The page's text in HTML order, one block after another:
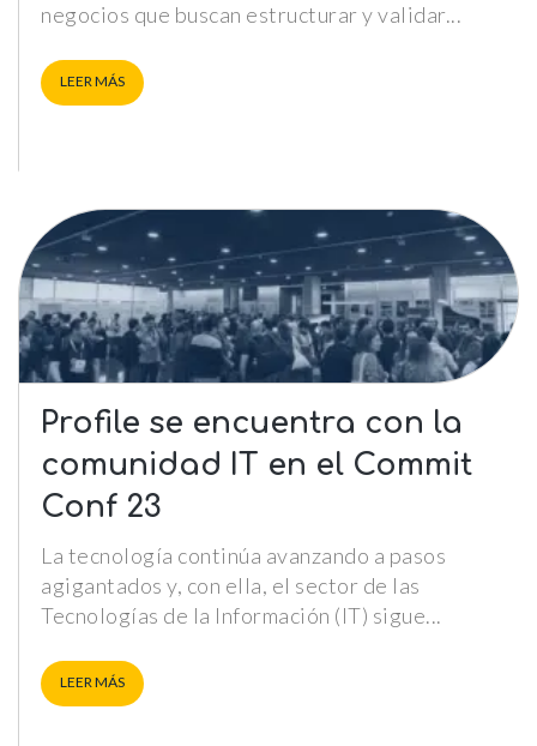
negocios que buscan estructurar y validar
LEER MÁS
Profile se encuentra con la
comunidad IT en el Commit
Conf 23
La tecnología continúa avanzando a pasos
agigantados y, con ella, el sector de las
Tecnologías de la Información (IT) sigue
LEER MÁS